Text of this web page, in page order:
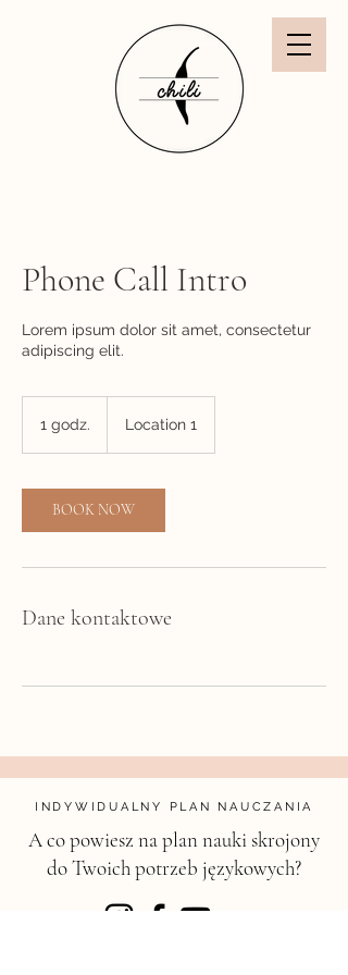
Phone Call Intro
Lorem ipsum dolor sit amet, consectetur
adipiscing elit.
1 godz.
d
z
Location 1
BOOK NOW
Dane kontaktowe
INDYWIDUALNY PLAN NAUCZANIA
A co powiesz na plan nauki skrojony
do Twoich potrzeb językowych?